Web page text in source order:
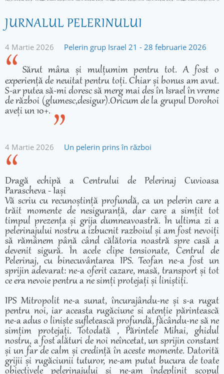
JURNALUL PELERINULUI
4 Martie 2026 Pelerin grup Israel 21 - 28 februarie 2026
Sărut mâna și mulțumim pentru tot. A fost o
experiență de neuitat pentru toți. Chiar și bonus am avut.
S-ar putea să-mi doresc să merg mai des în Israel în vreme
de război (glumesc,desigur).Oricum de la grupul Dorohoi
aveți un 10+.
4 Martie 2026 Un pelerin prins în război
Dragă echipă a Centrului de Pelerinaj Cuvioasa
Parascheva - Iași
Vă scriu cu recunoștință profundă, ca un pelerin care a
trăit momente de nesiguranță, dar care a simțit tot
timpul prezența și grija dumneavoastră. În ultima zi a
pelerinajului nostru a izbucnit razboiul și am fost nevoiți
să rămânem până când călătoria noastră spre casă a
devenit sigură. În acele clipe tensionate, Centrul de
Pelerinaj, cu binecuvântarea IPS. Teofan ne-a fost un
sprijin adevarat: ne-a oferit cazare, masă, transport și tot
ce era nevoie pentru a ne simți protejați și liniștiți.
IPS Mitropolit ne-a sunat, încurajându-ne și s-a rugat
pentru noi, iar aceasta rugăciune si atenție părintească
ne-a adus o liniște sufletească profundă, făcându-ne să ne
simțim protejați. Totodată , Părintele Mihai, ghidul
nostru, a fost alături de noi neîncetat, un sprijin constant
și un far de calm și credință în aceste momente. Datorită
grijii și rugăciunii tuturor, ne-am putut bucura de toate
obiectivele pelerinajului și ne-am îndeplinit scopul